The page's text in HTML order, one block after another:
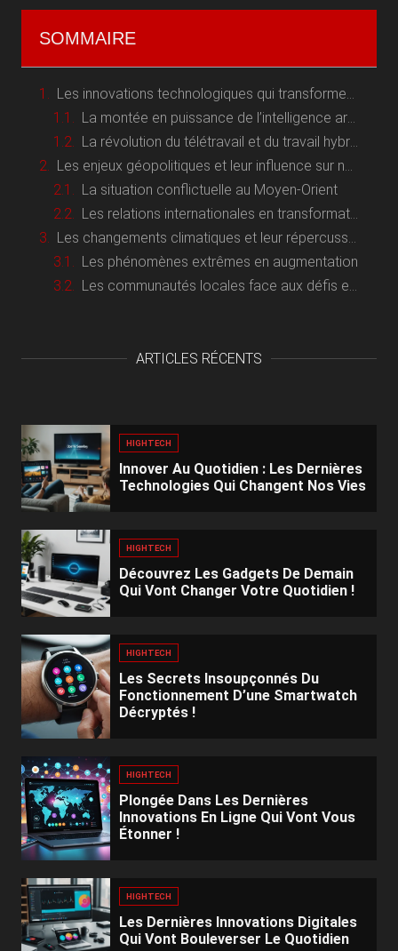
SOMMAIRE
Les innovations technologiques qui transforment notre quotidien
La montée en puissance de l’intelligence artificielle
La révolution du télétravail et du travail hybride
Les enjeux géopolitiques et leur influence sur nos modes de vie
La situation conflictuelle au Moyen-Orient
Les relations internationales en transformation
Les changements climatiques et leur répercussion sur notre environnement
Les phénomènes extrêmes en augmentation
Les communautés locales face aux défis environnementaux
ARTICLES RÉCENTS
HIGHTECH
Innover Au Quotidien : Les Dernières
Technologies Qui Changent Nos Vies
HIGHTECH
Découvrez Les Gadgets De Demain
Qui Vont Changer Votre Quotidien !
HIGHTECH
Les Secrets Insoupçonnés Du
Fonctionnement D’une Smartwatch
Décryptés !
HIGHTECH
Plongée Dans Les Dernières
Innovations En Ligne Qui Vont Vous
Étonner !
HIGHTECH
Les Dernières Innovations Digitales
Qui Vont Bouleverser Le Quotidien